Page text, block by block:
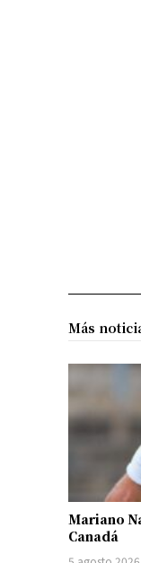
Más
Mariano
Canadá